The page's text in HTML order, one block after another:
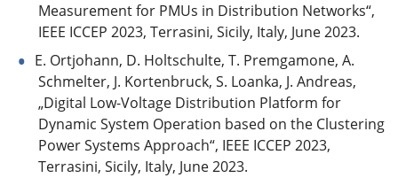
Measurement for PMUs in Distribution Networks“,
IEEE ICCEP 2023, Terrasini, Sicily, Italy, June 2023.
E. Ortjohann, D. Holtschulte, T. Premgamone, A.
Schmelter, J. Kortenbruck, S. Loanka, J. Andreas,
„Digital Low-Voltage Distribution Platform for
Dynamic System Operation based on the Clustering
Power Systems Approach“, IEEE ICCEP 2023,
Terrasini, Sicily, Italy, June 2023.